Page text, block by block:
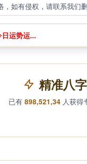
如有侵权，请联系我们
运势运...
精准八
已有 898,521,34 人获得